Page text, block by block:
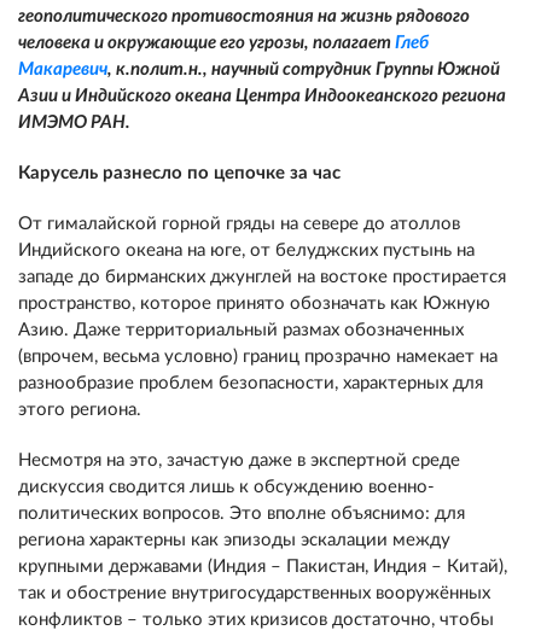
геополитического противостояния на жизнь рядового
человека и окружающие его угрозы, полагает Глеб
Макаревич, к.полит.н., научный сотрудник Группы Южной
Азии и Индийского океана Центра Индоокеанского региона
ИМЭМО РАН.
Карусель разнесло по цепочке за час
От гималайской горной гряды на севере до атоллов
Индийского океана на юге, от белуджских пустынь на
западе до бирманских джунглей на востоке простирается
пространство, которое принято обозначать как Южную
Азию. Даже территориальный размах обозначенных
(впрочем, весьма условно) границ прозрачно намекает на
разнообразие проблем безопасности, характерных для
этого региона.
Несмотря на это, зачастую даже в экспертной среде
дискуссия сводится лишь к обсуждению военно-
политических вопросов. Это вполне объяснимо: для
региона характерны как эпизоды эскалации между
крупными державами (Индия – Пакистан, Индия – Китай),
так и обострение внутригосударственных вооружённых
конфликтов – только этих кризисов достаточно, чтобы